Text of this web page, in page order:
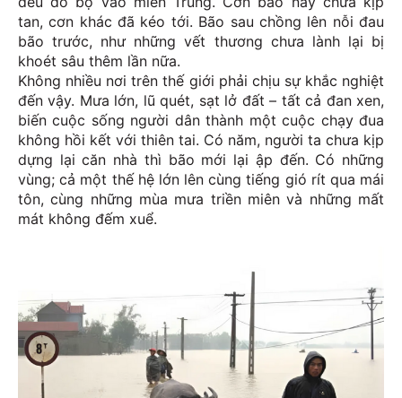
tan, cơn khác đã kéo tới. Bão sau chồng lên nỗi đau
bão trước, như những vết thương chưa lành lại bị
khoét sâu thêm lần nữa.
Không nhiều nơi trên thế giới phải chịu sự khắc nghiệt
đến vậy. Mưa lớn, lũ quét, sạt lở đất – tất cả đan xen,
biến cuộc sống người dân thành một cuộc chạy đua
không hồi kết với thiên tai. Có năm, người ta chưa kịp
dựng lại căn nhà thì bão mới lại ập đến. Có những
vùng; cả một thế hệ lớn lên cùng tiếng gió rít qua mái
tôn, cùng những mùa mưa triền miên và những mất
mát không đếm xuể.